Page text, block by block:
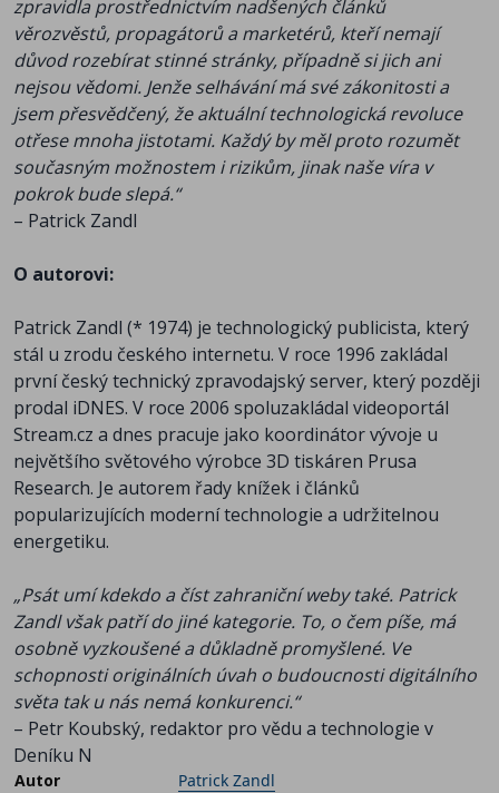
Deníku N
zpravidla prostřednictvím nadšených článků
věrozvěstů, propagátorů a marketérů, kteří nemají
důvod rozebírat stinné stránky, případně si jich ani
nejsou vědomi. Jenže selhávání má své zákonitosti a
jsem přesvědčený, že aktuální technologická revoluce
otřese mnoha jistotami. Každý by měl proto rozumět
současným možnostem i rizikům, jinak naše víra v
pokrok bude slepá.“
– Patrick Zandl
O autorovi:
Patrick Zandl (* 1974) je technologický publicista, který
stál u zrodu českého internetu. V roce 1996 zakládal
první český technický zpravodajský server, který později
prodal iDNES. V roce 2006 spoluzakládal videoportál
Stream.cz a dnes pracuje jako koordinátor vývoje u
největšího světového výrobce 3D tiskáren Prusa
Research. Je autorem řady knížek i článků
popularizujících moderní technologie a udržitelnou
energetiku.
„Psát umí kdekdo a číst zahraniční weby také. Patrick
Zandl však patří do jiné kategorie. To, o čem píše, má
osobně vyzkoušené a důkladně promyšlené. Ve
schopnosti originálních úvah o budoucnosti digitálního
světa tak u nás nemá konkurenci.“
– Petr Koubský, redaktor pro vědu a technologie v
Deníku N
Autor
Patrick Zandl